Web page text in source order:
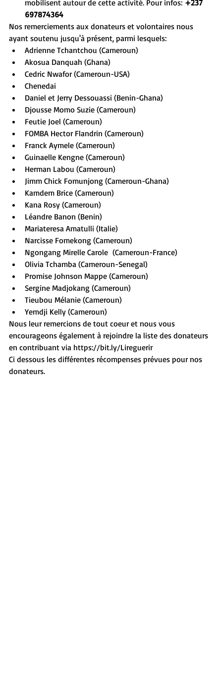
mobilisent autour de cette activité. Pour infos: +237
697874364
Nos remerciements aux donateurs et volontaires nous
ayant soutenu jusqu'à présent, parmi lesquels:
Adrienne Tchantchou (Cameroun)
Akosua Danquah (Ghana)
Cedric Nwafor (Cameroun-USA)
Chenedai
Daniel et Jerry Dessouassi (Benin-Ghana)
Djousse Momo Suzie (Cameroun)
Feutie Joel (Cameroun)
FOMBA Hector Flandrin (Cameroun)
Franck Aymele (Cameroun)
Guinaelle Kengne (Cameroun)
Herman Labou (Cameroun)
Jimm Chick Fomunjong (Cameroun-Ghana)
Kamdem Brice (Cameroun)
Kana Rosy (Cameroun)
Léandre Banon (Benin)
Mariateresa Amatulli (Italie)
Narcisse Fomekong (Cameroun)
Ngongang Mirelle Carole  (Cameroun-France)
Olivia Tchamba (Cameroun-Senegal)
Promise Johnson Mappe (Cameroun)
Sergine Madjokang (Cameroun)
Tieubou Mélanie (Cameroun)
Yemdji Kelly (Cameroun)
Nous leur remercions de tout coeur et nous vous
encourageons également à rejoindre la liste des donateurs
en contribuant via https://bit.ly/Lireguerir
Ci dessous les différentes récompenses prévues pour nos
donateurs.